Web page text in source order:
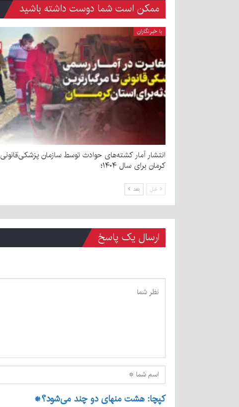
ممکن است شما دوست داشته باشید
با خبرنگاران
انتشار آمار کشته‌های حوادث توسط سازمان پزشکی‌قانونی
کرمان برای سال ۱۴۰۴؛
قبل بعد
ارسال یک پاسخ
کپچا: هشت منهای دو چند می‌شود؟*